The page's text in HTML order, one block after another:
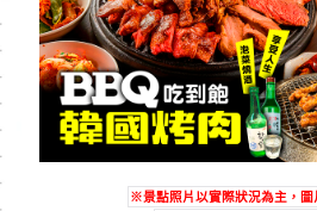
※景點照片以實際狀況為主，圖